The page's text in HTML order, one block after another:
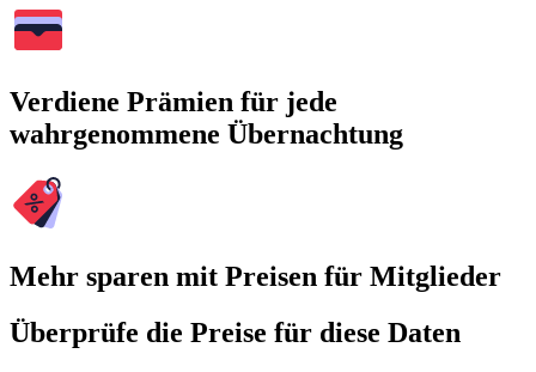
Verdiene Prämien für jede
wahrgenommene Übernachtung
Mehr sparen mit Preisen für Mitglieder
Überprüfe die Preise für diese Daten